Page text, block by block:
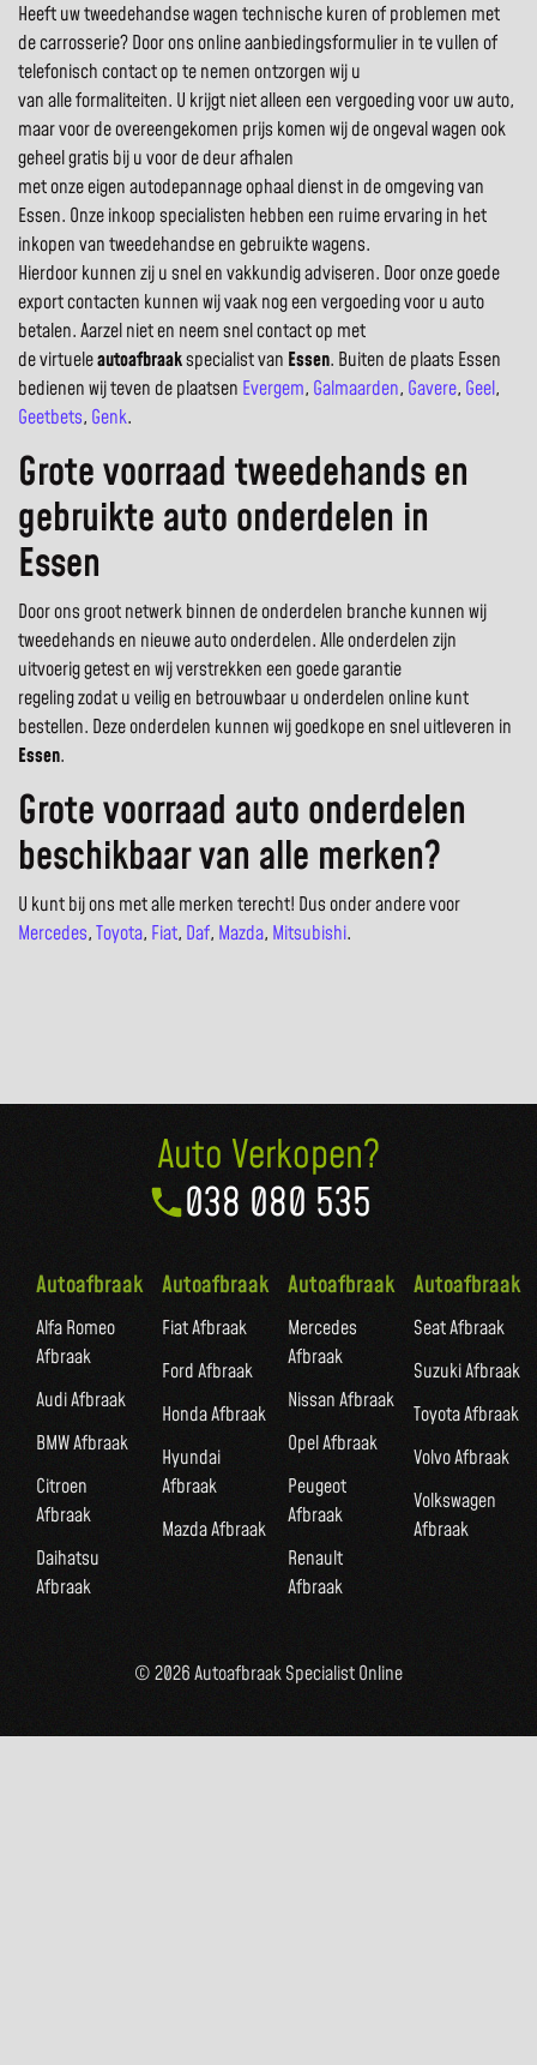
Heeft uw tweedehandse wagen technische kuren of problemen met
de carrosserie? Door ons online aanbiedingsformulier in te vullen of
telefonisch contact op te nemen ontzorgen wij u
van alle formaliteiten. U krijgt niet alleen een vergoeding voor uw auto,
maar voor de overeengekomen prijs komen wij de ongeval wagen ook
geheel gratis bij u voor de deur afhalen
met onze eigen autodepannage ophaal dienst in de omgeving van
Essen. Onze inkoop specialisten hebben een ruime ervaring in het
inkopen van tweedehandse en gebruikte wagens.
Hierdoor kunnen zij u snel en vakkundig adviseren. Door onze goede
export contacten kunnen wij vaak nog een vergoeding voor u auto
betalen. Aarzel niet en neem snel contact op met
de virtueleautoafbraakspecialist van Essen. Buiten de plaats Essen
bedienen wij teven de plaatsen Evergem, Galmaarden, Gavere, Geel,
Geetbets, Genk.
Grote voorraad tweedehands en
gebruikte auto onderdelen in
Essen
Door ons groot netwerk binnen de onderdelen branche kunnen wij
tweedehands en nieuwe auto onderdelen. Alle onderdelen zijn
uitvoerig getest en wij verstrekken een goede garantie
regeling zodat u veilig en betrouwbaar u onderdelen online kunt
bestellen. Deze onderdelen kunnen wij goedkope en snel uitleveren in
Essen.
Grote voorraad auto onderdelen
beschikbaar van alle merken?
U kunt bij ons met alle merken terecht! Dus onder andere voor
Mercedes,Toyota, Fiat, Daf, Mazda, Mitsubishi.
Auto Verkopen?
038 080 535
Autoafbraak
Alfa Romeo
Afbraak
Audi Afbraak
BMW Afbraak
Citroen
Afbraak
Daihatsu
Afbraak
Autoafbraak
Fiat Afbraak
Ford Afbraak
Honda Afbraak
Hyundai
Afbraak
Mazda Afbraak
Autoafbraak
Mercedes
Afbraak
Nissan Afbraak
Opel Afbraak
Peugeot
Afbraak
Renault
Afbraak
Autoafbraak
Seat Afbraak
Suzuki Afbraak
Toyota Afbraak
Volvo Afbraak
Volkswagen
Afbraak
© 2026 Autoafbraak Specialist Online